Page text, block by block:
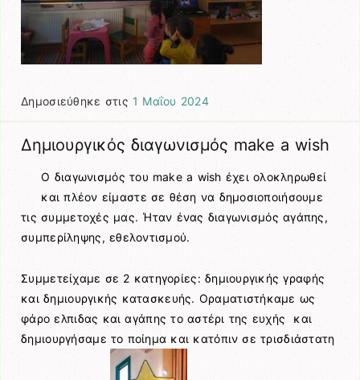
Δημοσιεύθηκε στις 1 Μαΐου 2024
Δημιουργικός διαγωνισμός make a wish
Ο διαγωνισμός του make a wish έχει ολοκληρωθεί
και πλέον είμαστε σε θέση να δημοσιοποιήσουμε
τις συμμετοχές μας. Ήταν ένας διαγωνισμός αγάπης,
συμπερίληψης, εθελοντισμού.
Συμμετείχαμε σε 2 κατηγορίες: δημιουργικής γραφής
και δημιουργικής κατασκευής. Οραματιστήκαμε ως
φάρο ελπιδας και αγάπης το αστέρι της ευχής και
δημιουργήσαμε το ποίημα και κατόπιν σε τρισδιάστατη